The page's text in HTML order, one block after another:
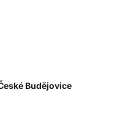
Budějovice